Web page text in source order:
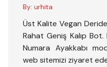
By: urhita
Üst Kalite Vegan
Rahat Geniş Kalıp
Numara Ayakkabı
web sitemizi ziyaret